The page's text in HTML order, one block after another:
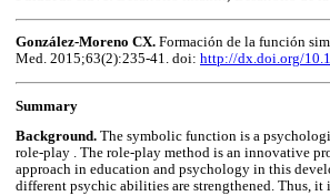
González-Moreno CX. Formación de la función
Med. 2015;63(2):235-41. doi: http://dx.doi.org/
Summary
Background. The symbolic function is a
role-play . The role-play method is an innovative
approach in education and psychology in this
different psychic abilities are strengthened. Thus,